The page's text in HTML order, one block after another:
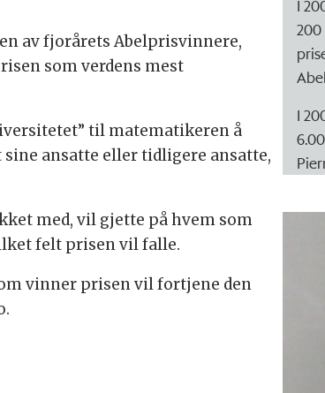
I
I
av fjorårets Abelprisvinnere,
som verdens mest
til matematikeren å
ansatte eller tidligere ansatte,
med, vil gjette på hvem som
felt prisen vil falle.
vinner prisen vil fortjene den